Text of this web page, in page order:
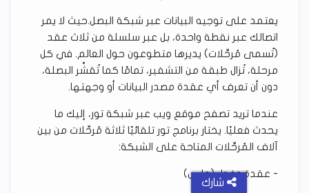
يعتمد على توجيه البيانات عبر شبكة البصل.حيث لا يمر
اتصالك عبر نقطة واحدة، بل عبر سلسلة من ثلاث عقد
(تُسمى مُرحِّلات) يديرها متطوعون حول العالم. في كل
مرحلة، تُزال طبقة من التشفير، تمامًا كما تُقشَّر البصلة،
دون أن تعرف أي عقدة مصدر البيانات أو وجهتها.
عندما تريد تصفح موقع ويب عبر شبكة تور، إليك ما
يحدث فعليًا. يختار برنامج تور تلقائيًا ثلاثة مُرحِّلات من بين
آلاف المُرحِّلات المتاحة على الشبكة:
- عقدة دخول (حارس)
شارك